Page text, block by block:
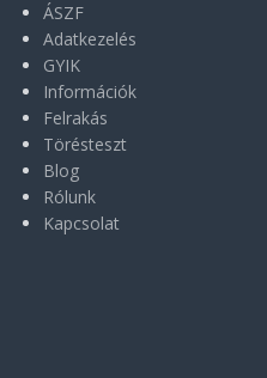
ÁSZF
Adatkezelés
GYIK
Információk
Felrakás
Törésteszt
Blog
Rólunk
Kapcsolat